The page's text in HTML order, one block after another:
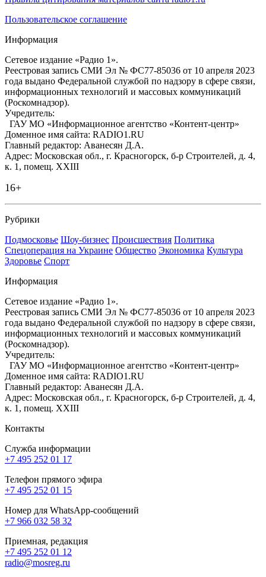
Пользовательское соглашение
Информация
Сетевое издание «Радио 1».
Реестровая запись СМИ Эл № ФС77-85036 от 10 апреля 2023
года выдано Федеральной службой по надзору в сфере связи,
информационных технологий и массовых коммуникаций
(Роскомнадзор).
Учредитель:
ГАУ МО «Информационное агентство «Контент-центр»
Доменное имя сайта: RADIO1.RU
Главный редактор: Аванесян Д.А.
Адрес: Московская обл., г. Красногорск, б-р Строителей, д. 4,
к. 1, помещ. XXIII
16+
Рубрики
Подмосковье Шоу-бизнес Происшествия Политика
Спецоперация на Украине Общество Экономика Культура
Здоровье Спорт
Информация
Сетевое издание «Радио 1».
Реестровая запись СМИ Эл № ФС77-85036 от 10 апреля 2023
года выдано Федеральной службой по надзору в сфере связи,
информационных технологий и массовых коммуникаций
(Роскомнадзор).
Учредитель:
ГАУ МО «Информационное агентство «Контент-центр»
Доменное имя сайта: RADIO1.RU
Главный редактор: Аванесян Д.А.
Адрес: Московская обл., г. Красногорск, б-р Строителей, д. 4,
к. 1, помещ. XXIII
Контакты
Служба информации
+7 495 252 01 17
Телефон прямого эфира
+7 495 252 01 15
Номер для WhatsApp-сообщений
+7 966 032 58 32
Приемная, редакция
+7 495 252 01 12
radio@mosreg.ru